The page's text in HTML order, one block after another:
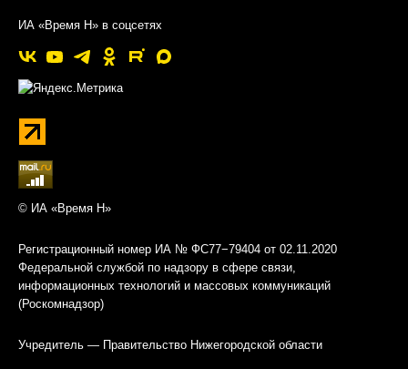
ИА «Время Н» в соцсетях
© ИА «Время Н»
Регистрационный номер ИА № ФС77−79404 от 02.11.2020
Федеральной службой по надзору в сфере связи,
информационных технологий и массовых коммуникаций
(Роскомнадзор)
Учредитель — Правительство Нижегородской области